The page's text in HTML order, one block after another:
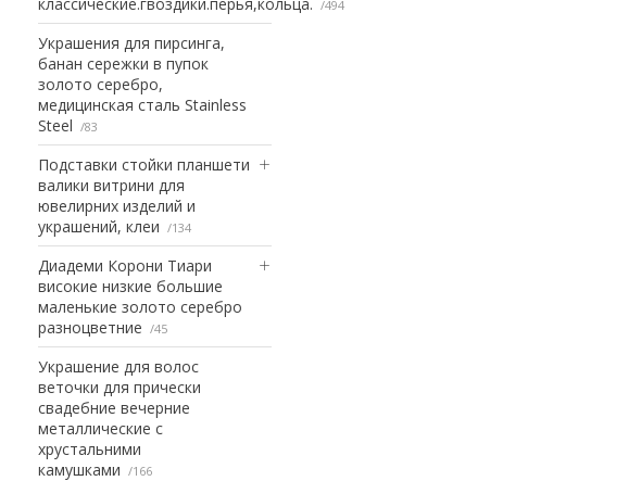
494
Украшения для пирсинга,
банан сережки в пупок
золото серебро,
медицинская сталь Stainless
Steel
83
Подставки стойки планшети
валики витрини для
ювелирних изделий и
украшений, клеи
134
Диадеми Корони Тиари
високие низкие большие
маленькие золото серебро
разноцветние
45
Украшение для волос
веточки для прически
свадебние вечерние
металлические с
хрустальними
камушками
166